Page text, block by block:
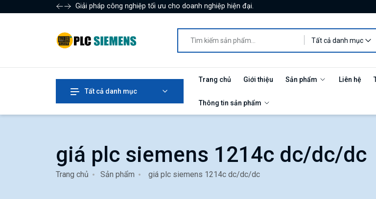
Giải pháp công nghiệp tối ưu cho doanh nghiệp hiện đại.
Tất cả danh mục
Tất cả danh mục
Trang chủ Giới thiệu Sản phẩm Liên hệ
Thông tin sản phẩm
giá plc siemens 1214c dc/dc/dc
Trang chủ Sản phẩm giá plc siemens 1214c dc/dc/dc